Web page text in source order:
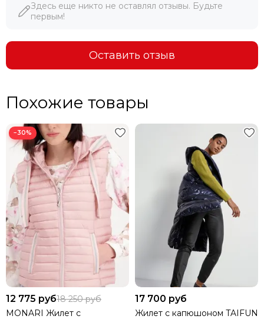
При указании ссылки на ресурс или сайт, где данный
товар дешевле - мы продаем по цене конкурента.
Здесь еще никто не оставлял отзывы. Будьте
первым!
Оставить отзыв
Похожие товары
−30%
12 775 руб18 250 руб
MONARI Жилет с
17 700 руб
Жилет с капюшоном TAIFUN